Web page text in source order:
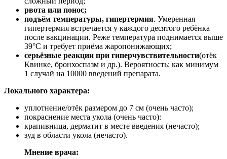
рвота или понос;
подъём температуры, гипертермия. Умеренная
гипертермия встречается у каждого десятого ребёнка
после вакцинации. Реже температура поднимается выше
39°C и требует приёма жаропонижающих;
серьёзные реакции при гиперчувствительности(отёк
Квинке, бронхоспазм и др.). Вероятность: как минимум
1 случай на 10000 введений препарата.
Локального характера:
уплотнение/отёк размером до 7 см (очень часто);
покраснение места укола (очень часто):
крапивница, дерматит в месте введения (нечасто);
зуд в области укола (нечасто).
Мнение врача: